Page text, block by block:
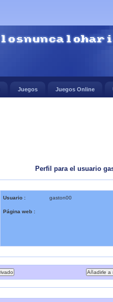
Juegos Juegos Online
Perfil para el usuario
Usuario : gaston00
Página web :